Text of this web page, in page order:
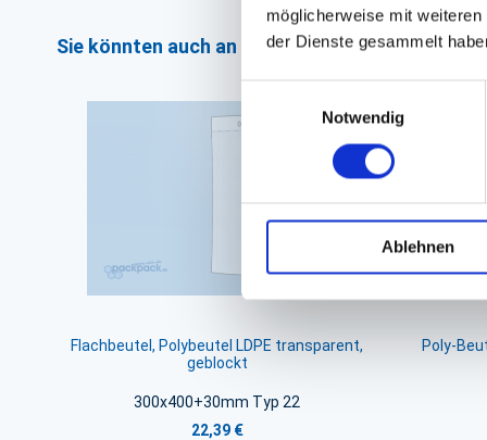
möglicherweise mit
der Dienste gesammelt
Notwendig
Ablehnen
Sie könnten auch an folgenden Artikeln
Flachbeutel, Polybeutel LDPE transparent,
geblockt
300x400+30mm Typ 22
22,39 €
Poly-